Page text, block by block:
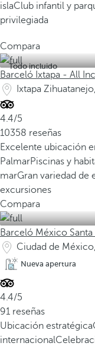
islaClub infantil y
privilegiada
Compara
Todo incluido
Barceló Ixtapa - All
Ixtapa
4.4/5
10358 reseñas
Excelente ubicación
PalmarPiscinas y
marGran variedad de
excursiones
Compara
Barceló México Santa
Ciudad de
Nueva apertura
4.4/5
91 reseñas
Ubicación estratégica
internacional